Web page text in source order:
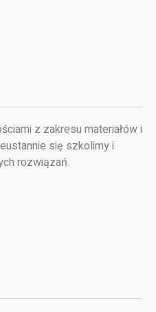
z zakresu materiałów i
się szkolimy i
rozwiązań.